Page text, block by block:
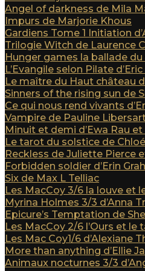
Angel of darkness de Mila
Impurs de Marjorie Khous
Gardiens Tome 1 Initiation
Trilogie Witch de Laurence
Hunger games la ballade du
L’Evangile selon Pilate
Le maître du Haut château
Sinners of the rising sun de
Ce qui nous rend vivants
Vampire de Pauline
Minuit et demi d’Ewa Rau
Le tarot du solstice de
Reckless de Juliette Pierce
Forbidden soldier d’Erin
Six de Max L Telliac
Les MacCoy 3/6 la louve et
Myrina Holmes 3/3 d’Anna
Epicure’s Temptation de
Les MacCoy 2/6 l’Ours et le
Les Mac Coy1/6 d’Alexiane
More than anything d’Ellie
Animaux nocturnes 3/3